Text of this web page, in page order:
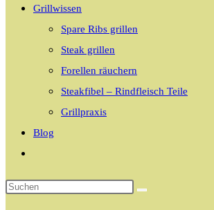
Grillwissen
Spare Ribs grillen
Steak grillen
Forellen räuchern
Steakfibel – Rindfleisch Teile
Grillpraxis
Blog
umschalten